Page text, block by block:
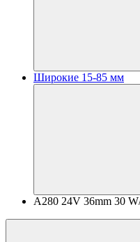
Широкие 15-85 мм
A280 24V 36mm 30